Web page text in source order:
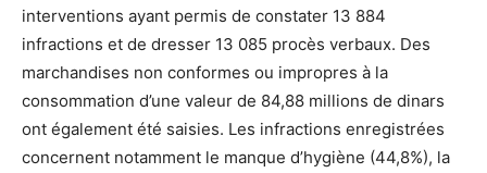
interventions ayant permis de constater 13 884
infractions et de dresser 13 085 procès verbaux. Des
marchandises non conformes ou impropres à la
consommation d’une valeur de 84,88 millions de dinars
ont également été saisies. Les infractions enregistrées
concernent notamment le manque d’hygiène (44,8%), la